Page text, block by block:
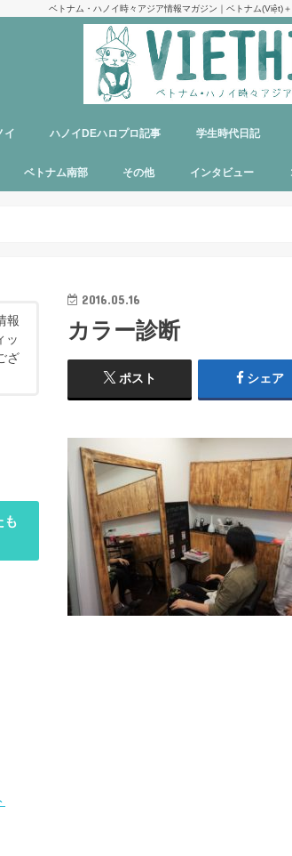
ベトナム・ハノイ時々アジア情報マガジン｜ベトナム
イ
者向け ベトナム料理
多国籍料理
ハンバーガー
カフェ
中華料理
日本食
ラーメン
デリバリーサービス
パブ／バー
サージ
スケア
イ近郊観光
ケート
ハノイDEハロプロ記事 学生時代日記
ベトナム南部 その他 インタビュー
2016.05.16
カラー診断
ポスト シェア
報
ッ
ざ
も